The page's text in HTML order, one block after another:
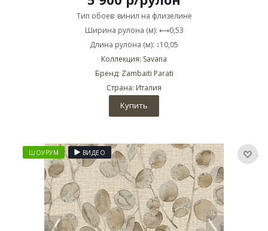
Тип обоев: винил на флизелине
Ширина рулона (м): ⟷0,53
Длина рулона (м): ↕10,05
Коллекция: Savana
Бренд: Zambaiti Parati
Страна: Италия
Купить
ШОУРУМ ВИДЕО